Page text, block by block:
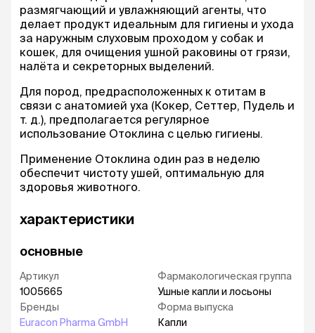
размягчающий и увлажняющий агенты, что
делает продукт идеальным для гигиены и ухода
за наружным слуховым проходом у собак и
кошек, для очищения ушной раковины от грязи,
налёта и секреторных выделений.
Для пород, предрасположенных к отитам в
связи с анатомией уха (Кокер, Сеттер, Пудель и
т. д.), предполагается регулярное
использование Отоклина с целью гигиены.
Применение Отоклина один раз в неделю
обеспечит чистоту ушей, оптимальную для
здоровья животного.
характеристики
основные
Артикул
1005665
Бренды
Euracon Pharma GmbH
Фармакологическая группа
Ушные капли и лосьоны
Форма выпуска
Капли